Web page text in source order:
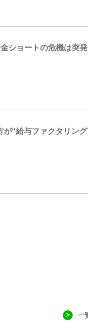
ショートの危機は突
“給与ファクタリング
一